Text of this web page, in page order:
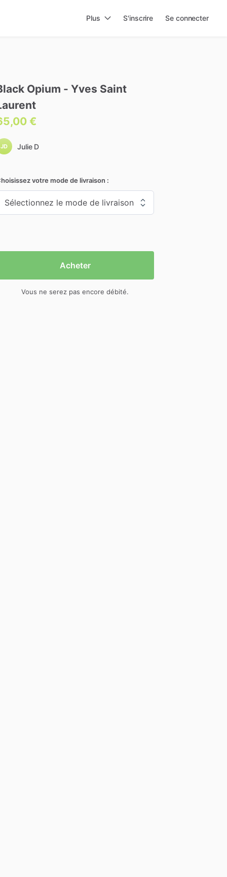
Plus S'inscrire Se connecter
Opium - Yves Saint
€
JD Julie D
votre mode de livraison :
Acheter
Vous ne serez pas encore débité.